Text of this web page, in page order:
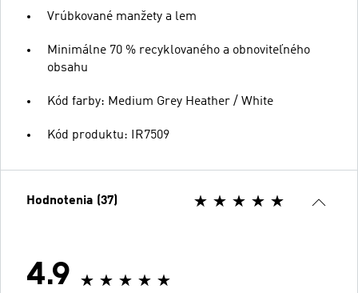
Vrúbkované manžety a lem
Minimálne 70 % recyklovaného a obnoviteľného
obsahu
Kód farby: Medium Grey Heather / White
Kód produktu: IR7509
Hodnotenia (37)
4.9